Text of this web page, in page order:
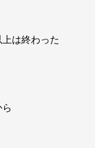
は終わった